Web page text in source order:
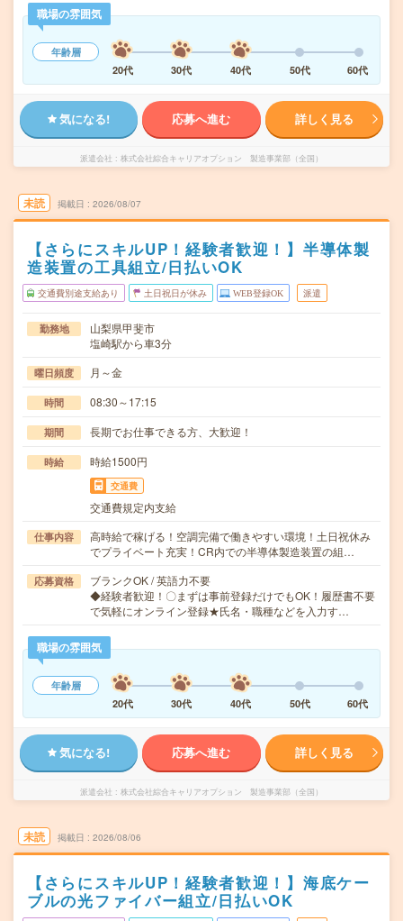
職場の雰囲気
年齢層
20代
30代 40代 50代 60代
気になる! 応募へ進む 詳しく見る
派遣会社 株式会社綜合キャリアオプション 製造事業部（全国）
未読 掲載日 2026/08/07
【さらにスキルUP！経験者歓迎！】半導体製
造装置の工具組立/日払いOK
交通費別途支給あり 土日祝日が休み WEB登録OK 派遣
勤務地
山梨県甲斐市
塩崎駅から車3分
曜日頻度 月～金
時間 08:30～17:15
期間 長期でお仕事できる方、大歓迎！
時給 時給1500円
交通費
交通費規定内支給
仕事内容
高時給で稼げる！空調完備で働きやすい環境！土日祝休み
でプライベート充実！CR内での半導体製造装置の組…
応募資格
ブランクOK / 英語力不要
◆経験者歓迎！〇まずは事前登録だけでもOK！履歴書不要
で気軽にオンライン登録★氏名・職種などを入力す…
職場の雰囲気
年齢層
20代
30代 40代 50代 60代
気になる! 応募へ進む 詳しく見る
派遣会社 株式会社綜合キャリアオプション 製造事業部（全国）
未読 掲載日 2026/08/06
【さらにスキルUP！経験者歓迎！】海底ケー
ブルの光ファイバー組立/日払いOK